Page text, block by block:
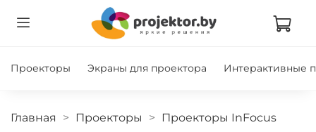
Проекторы Экраны для проектора Интерактивные
Главная Проекторы Проекторы InFocus